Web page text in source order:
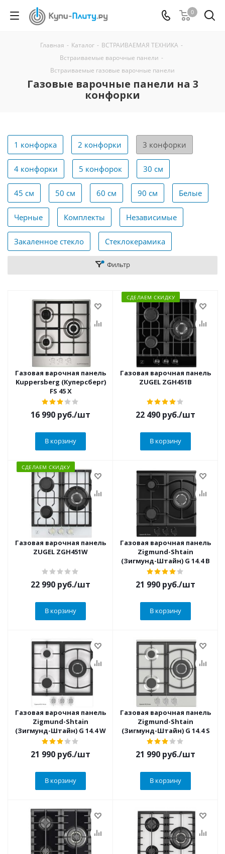
0
Главная - Каталог - ВСТРАИВАЕМАЯ ТЕХНИКА -
Встраиваемые варочные панели -
Встраиваемые газовые варочные панели
Газовые варочные панели на 3
конфорки
1 конфорка 2 конфорки 3 конфорки
4 конфорки 5 конфорок 30 см
45 см 50 см 60 см 90 см Белые
Черные Комплекты Независимые
Закаленное стекло Стеклокерамика
Фильтр
Газовая варочная панель
Kuppersberg (Куперсберг)
FS 45 X
16 990 руб./шт
В корзину
СДЕЛАЕМ СКИДКУ
Газовая варочная панель
ZUGEL ZGH451B
22 490 руб./шт
В корзину
СДЕЛАЕМ СКИДКУ
Газовая варочная панель
ZUGEL ZGH451W
22 990 руб./шт
В корзину
Газовая варочная панель
Zigmund-Shtain
(Зигмунд-Штайн) G 14.4 B
21 990 руб./шт
В корзину
Газовая варочная панель
Zigmund-Shtain
(Зигмунд-Штайн) G 14.4 W
21 990 руб./шт
В корзину
Газовая варочная панель
Zigmund-Shtain
(Зигмунд-Штайн) G 14.4 S
21 990 руб./шт
В корзину